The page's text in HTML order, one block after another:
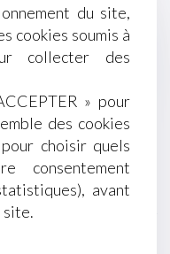
fille avec absence
être sanctionnée
abusive de
d'état civil… ce qui
XXIe siècle»
collective: les
mutuel fait débat /
du site,
cookies soumis à
collecter des
» pour
des cookies
choisir quels
consentement
avant
site.